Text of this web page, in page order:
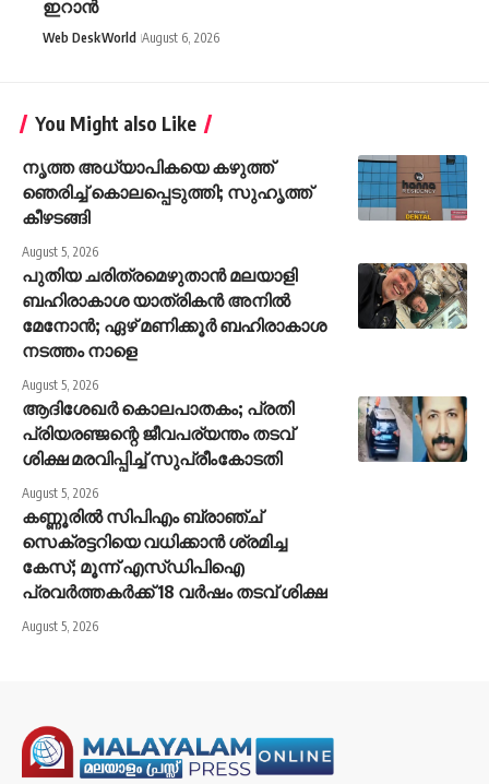
ഇറാൻ
Web DeskWorld August 6, 2026
You Might also Like
നൃത്ത അധ്യാപികയെ കഴുത്ത്
ഞെരിച്ച് കൊലപ്പെടുത്തി; സുഹൃത്ത്
കീഴടങ്ങി
August 5, 2026
പുതിയ ചരിത്രമെഴുതാൻ മലയാളി
ബഹിരാകാശ യാത്രികൻ അനിൽ
മേനോൻ; ഏഴ് മണിക്കൂർ ബഹിരാകാശ
നടത്തം നാളെ
August 5, 2026
ആദിശേഖര്‍ കൊലപാതകം; പ്രതി
പ്രിയരഞ്ജന്റെ ജീവപര്യന്തം തടവ്
ശിക്ഷ മരവിപ്പിച്ച് സുപ്രീംകോടതി
August 5, 2026
കണ്ണൂരിൽ സിപിഎം ബ്രാഞ്ച്
സെക്രട്ടറിയെ വധിക്കാൻ ശ്രമിച്ച
കേസ്; മൂന്ന് എസ്ഡിപിഐ
പ്രവർത്തകർക്ക് 18 വർഷം തടവ് ശിക്ഷ
August 5, 2026